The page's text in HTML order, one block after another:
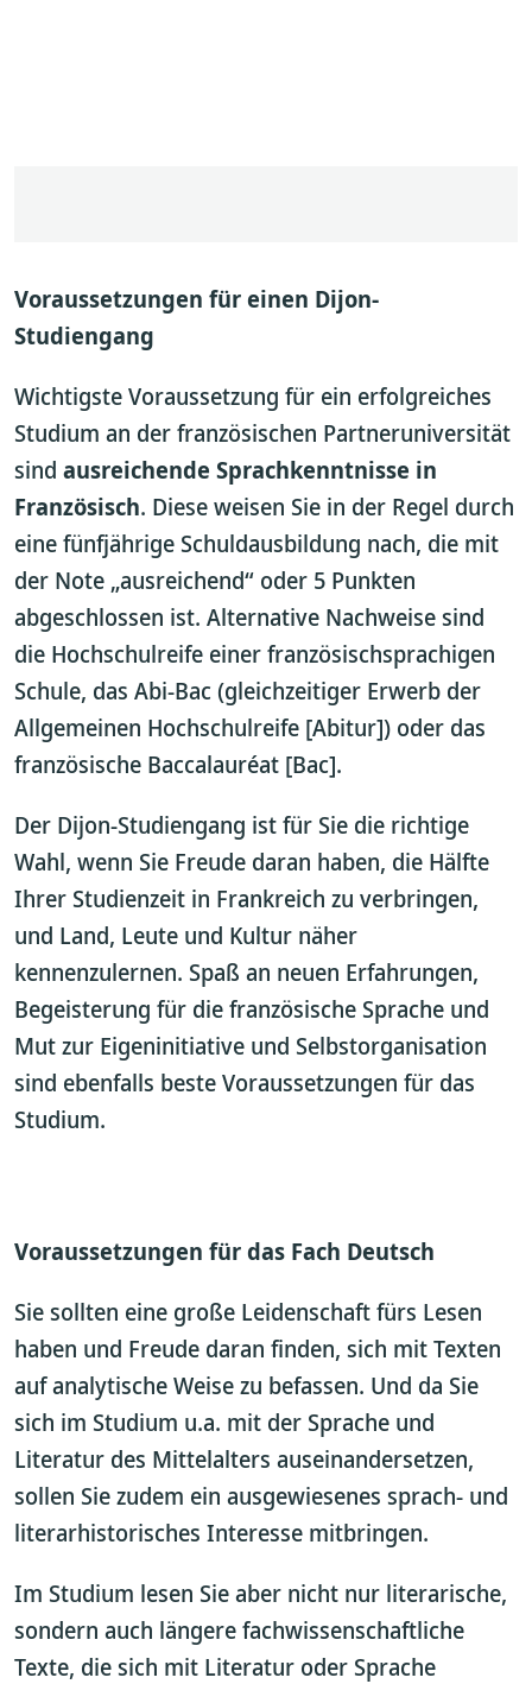
Voraussetzungen für einen Dijon-
Studiengang
Wichtigste Voraussetzung für ein erfolgreiches
Studium an der französischen Partneruniversität
sind ausreichende Sprachkenntnisse in
Französisch. Diese weisen Sie in der Regel durch
eine fünfjährige Schuldausbildung nach, die mit
der Note „ausreichend“ oder 5 Punkten
abgeschlossen ist. Alternative Nachweise sind
die Hochschulreife einer französischsprachigen
Schule, das Abi-Bac (gleichzeitiger Erwerb der
Allgemeinen Hochschulreife [Abitur]) oder das
französische Baccalauréat [Bac].
Der Dijon-Studiengang ist für Sie die richtige
Wahl, wenn Sie Freude daran haben, die Hälfte
Ihrer Studienzeit in Frankreich zu verbringen,
und Land, Leute und Kultur näher
kennenzulernen. Spaß an neuen Erfahrungen,
Begeisterung für die französische Sprache und
Mut zur Eigeninitiative und Selbstorganisation
sind ebenfalls beste Voraussetzungen für das
Studium.
Voraussetzungen für das Fach Deutsch
Sie sollten eine große Leidenschaft fürs Lesen
haben und Freude daran finden, sich mit Texten
auf analytische Weise zu befassen. Und da Sie
sich im Studium u.a. mit der Sprache und
Literatur des Mittelalters auseinandersetzen,
sollen Sie zudem ein ausgewiesenes sprach- und
literarhistorisches Interesse mitbringen.
Im Studium lesen Sie aber nicht nur literarische,
sondern auch längere fachwissenschaftliche
Texte, die sich mit Literatur oder Sprache